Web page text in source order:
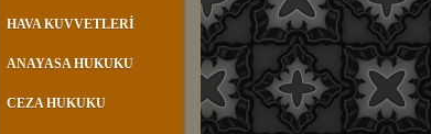
HAVA KUVVETLERİ
ANAYASA HUKUKU
CEZA HUKUKU